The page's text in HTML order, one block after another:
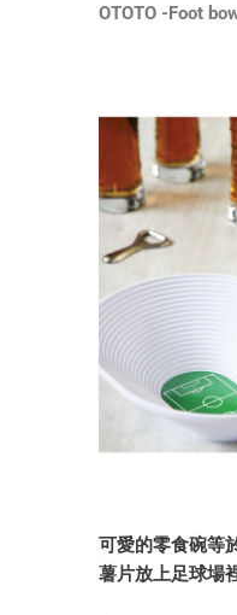
OTOTO -Foot
可愛的零食碗等
薯片放上足球場